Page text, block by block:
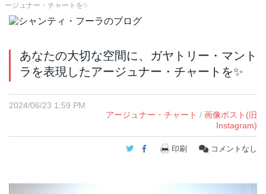
ージュナー・チャートを✨
あなたの大切な空間に、ガヤトリー・マント
ラを表現したアージュナー・チャートを✨
2024/06/23 1:59 PM
アージュナー・チャート / 画像ポスト(旧
Instagram)
Twitter
Facebook
印刷 コメントなし